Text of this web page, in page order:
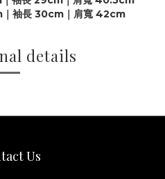
袖長 30cm｜肩寬 42cm
details
Us